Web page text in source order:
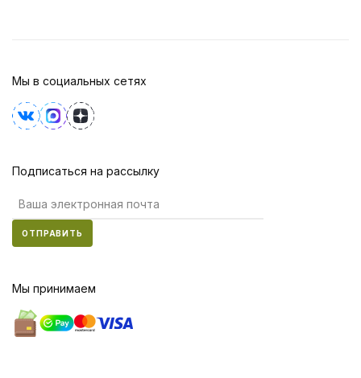
Мы в социальных сетях
Подписаться на рассылку
ОТПРАВИТЬ
Мы принимаем